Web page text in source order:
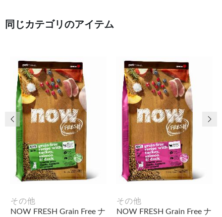
同じカテゴリのアイテム
その他
NOW FRESH Grain Free ナ
その他
NOW FRESH Grain Free ナ
前の画像 次